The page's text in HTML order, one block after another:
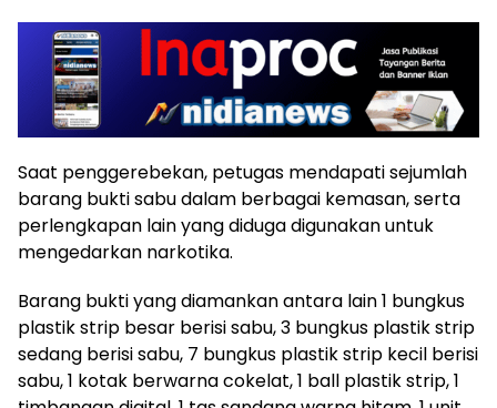
Saat penggerebekan, petugas mendapati sejumlah
barang bukti sabu dalam berbagai kemasan, serta
perlengkapan lain yang diduga digunakan untuk
mengedarkan narkotika.
Barang bukti yang diamankan antara lain 1 bungkus
plastik strip besar berisi sabu, 3 bungkus plastik strip
sedang berisi sabu, 7 bungkus plastik strip kecil berisi
sabu, 1 kotak berwarna cokelat, 1 ball plastik strip, 1